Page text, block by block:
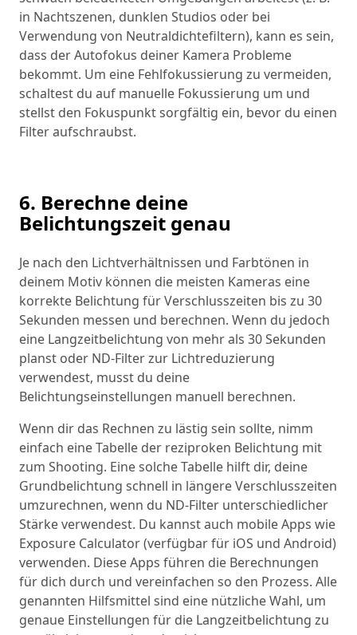
in Nachtszenen, dunklen Studios oder bei
Verwendung von Neutraldichtefiltern), kann es sein,
dass der Autofokus deiner Kamera Probleme
bekommt. Um eine Fehlfokussierung zu vermeiden,
schaltest du auf manuelle Fokussierung um und
stellst den Fokuspunkt sorgfältig ein, bevor du einen
Filter aufschraubst.
6. Berechne deine
Belichtungszeit genau
Je nach den Lichtverhältnissen und Farbtönen in
deinem Motiv können die meisten Kameras eine
korrekte Belichtung für Verschlusszeiten bis zu 30
Sekunden messen und berechnen. Wenn du jedoch
eine Langzeitbelichtung von mehr als 30 Sekunden
planst oder ND-Filter zur Lichtreduzierung
verwendest, musst du deine
Belichtungseinstellungen manuell berechnen.
Wenn dir das Rechnen zu lästig sein sollte, nimm
einfach eine Tabelle der reziproken Belichtung mit
zum Shooting. Eine solche Tabelle hilft dir, deine
Grundbelichtung schnell in längere Verschlusszeiten
umzurechnen, wenn du ND-Filter unterschiedlicher
Stärke verwendest. Du kannst auch mobile Apps wie
Exposure Calculator (verfügbar für iOS und Android)
verwenden. Diese Apps führen die Berechnungen
für dich durch und vereinfachen so den Prozess. Alle
genannten Hilfsmittel sind eine nützliche Wahl, um
genaue Einstellungen für die Langzeitbelichtung zu